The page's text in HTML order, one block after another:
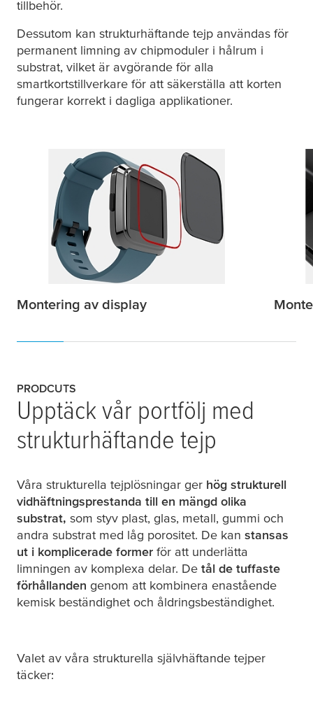
tillbehör.
Dessutom kan strukturhäftande tejp användas för
permanent limning av chipmoduler i hålrum i
substrat, vilket är avgörande för alla
smartkortstillverkare för att säkerställa att korten
fungerar korrekt i dagliga applikationer.
Montering av display
PRODCUTS
Upptäck vår portfölj med
strukturhäftande tejp
Våra strukturella tejplösningar ger hög strukturell
vidhäftningsprestanda till en mängd olika
substrat, som styv plast, glas, metall, gummi och
andra substrat med låg porositet. De kan stansas
ut i komplicerade former för att underlätta
limningen av komplexa delar. De tål de tuffaste
förhållanden genom att kombinera enastående
kemisk beständighet och åldringsbeständighet.
Valet av våra strukturella självhäftande tejper
täcker: